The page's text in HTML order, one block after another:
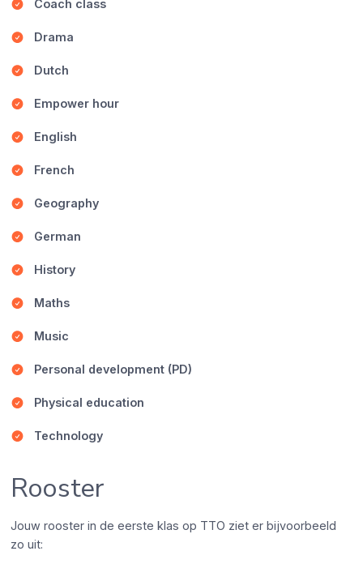
Coach class
Drama
Dutch
Empower hour
English
French
Geography
German
History
Maths
Music
Personal development (PD)
Physical education
Technology
Rooster
Jouw rooster in de eerste klas op TTO ziet er bijvoorbeeld
zo uit: